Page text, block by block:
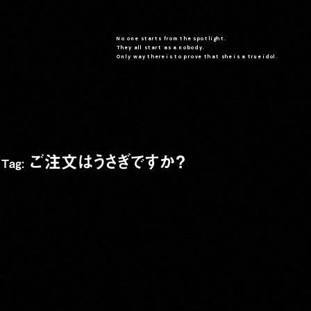
No one starts from the spotlight.
They all start as a nobody.
Only way there is to prove that she is a true idol.
Tag: ご注文はうさぎですか？